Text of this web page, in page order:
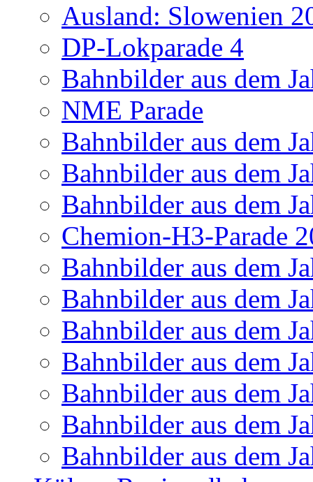
Ausland: Slowenien
DP-Lokparade 4
Bahnbilder aus dem
NME Parade
Bahnbilder aus dem
Bahnbilder aus dem
Bahnbilder aus dem
Chemion-H3-Parade
Bahnbilder aus dem
Bahnbilder aus dem
Bahnbilder aus dem
Bahnbilder aus dem
Bahnbilder aus dem
Bahnbilder aus dem
Bahnbilder aus dem